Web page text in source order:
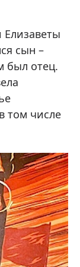
сын –
был отец.
том числе